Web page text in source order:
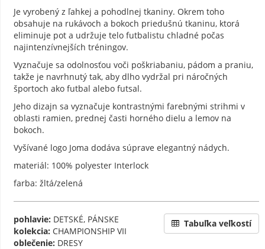
Je vyrobený z ľahkej a pohodlnej tkaniny. Okrem toho
obsahuje na rukávoch a bokoch priedušnú tkaninu, ktorá
eliminuje pot a udržuje telo futbalistu chladné počas
najintenzívnejších tréningov.
Vyznačuje sa odolnosťou voči poškriabaniu, pádom a praniu,
takže je navrhnutý tak, aby dlho vydržal pri náročných
športoch ako futbal alebo futsal.
Jeho dizajn sa vyznačuje kontrastnými farebnými strihmi v
oblasti ramien, prednej časti horného dielu a lemov na
bokoch.
Vyšívané logo Joma dodáva súprave elegantný nádych.
materiál: 100% polyester Interlock
farba: žltá/zelená
Tabuľka veľkostí
pohlavie: DETSKÉ, PÁNSKE
kolekcia: CHAMPIONSHIP VII
oblečenie: DRESY